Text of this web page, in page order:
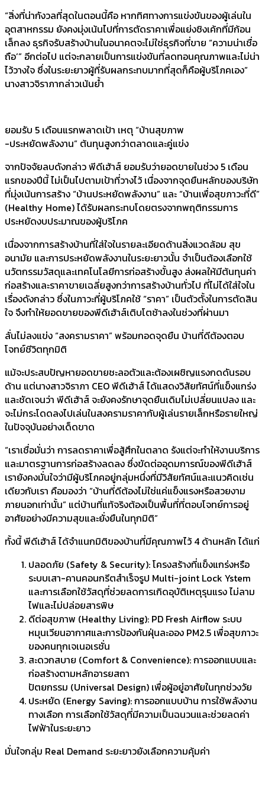
“สิ่งที่น่ากังวลที่สุดในตอนนี้คือ หากทิศทางการแข่งขันของผู้เล่นใน
อุตสาหกรรม ยังคงมุ่งเน้นไปที่การตัดราคาเพื่อแย่งชิงเค้กที่มีก้อน
เล็กลง ธุรกิจรับสร้างบ้านในอนาคตจะไม่ใช่ธุรกิจที่ขาย “ความน่าเชื่อ
ถือ’” อีกต่อไป แต่จะกลายเป็นการแข่งขันที่ลดทอนคุณภาพและไม่น่า
ไว้วางใจ ซึ่งในระยะยาวผู้ที่รับผลกระทบมากที่สุดก็คือผู้บริโภคเอง”
นางสาวจิราภากล่าวเน้นย้ำ
ยอมรับ 5 เดือนแรกพลาดเป้า เหตุ “บ้านสุขภาพ
-ประหยัดพลังงาน” ต้นทุนสูงกว่าตลาดและคู่แข่ง
จากปัจจัยลบดังกล่าว พีดีเฮ้าส์ ยอมรับว่ายอดขายในช่วง 5 เดือน
แรกของปีนี้ ไม่เป็นไปตามเป้าที่วางไว้ เนื่องจากจุดยืนหลักของบริษัท
ที่มุ่งเน้นการสร้าง “บ้านประหยัดพลังงาน” และ “บ้านเพื่อสุขภาวะที่ดี”
(Healthy Home) ได้รับผลกระทบโดยตรงจากพฤติกรรมการ
ประหยัดงบประมาณของผู้บริโภค
เนื่องจากการสร้างบ้านที่ใส่ใจในรายละเอียดด้านสิ่งแวดล้อม สุข
อนามัย และการประหยัดพลังงานในระยะยาวนั้น จำเป็นต้องเลือกใช้
นวัตกรรมวัสดุและเทคโนโลยีการก่อสร้างขั้นสูง ส่งผลให้มีต้นทุนค่า
ก่อสร้างและราคาขายเฉลี่ยสูงกว่าการสร้างบ้านทั่วไป ที่ไม่ได้ใส่ใจใน
เรื่องดังกล่าว ซึ่งในภาวะที่ผู้บริโภคใช้ “ราคา” เป็นตัวตั้งในการตัดสิน
ใจ จึงทำให้ยอดขายของพีดีเฮ้าส์เติบโตช้าลงในช่วงที่ผ่านมา
ลั่นไม่ลงแข่ง “สงครามราคา” พร้อมกอดจุดยืน บ้านที่ดีต้องตอบ
โจทย์ชีวิตทุกมิติ
แม้จะประสบปัญหายอดขายชะลอตัวและต้องเผชิญแรงกดดันรอบ
ด้าน แต่นางสาวจิราภา CEO พีดีเฮ้าส์ ได้แสดงวิสัยทัศน์ที่แข็งแกร่ง
และชัดเจนว่า พีดีเฮ้าส์ จะยังคงรักษาจุดยืนเดิมไม่เปลี่ยนแปลง และ
จะไม่กระโดดลงไปเล่นในสงครามราคากับผู้เล่นรายเล็กหรือรายใหญ่
ในปัจจุบันอย่างเด็ดขาด
“เราเชื่อมั่นว่า การลดราคาเพื่อสู้ศึกในตลาด รังแต่จะทำให้งานบริการ
และมาตรฐานการก่อสร้างลดลง ซึ่งขัดต่ออุดมการณ์ของพีดีเฮ้าส์
เรายังคงมั่นใจว่ามีผู้บริโภคอยู่กลุ่มหนึ่งที่มีวิสัยทัศน์และแนวคิดเช่น
เดียวกับเรา คือมองว่า “บ้านที่ดีต้องไม่ใช่แค่แข็งแรงหรือสวยงาม
ภายนอกเท่านั้น” แต่บ้านที่แท้จริงต้องเป็นพื้นที่ที่ตอบโจทย์การอยู่
อาศัยอย่างมีความสุขและยั่งยืนในทุกมิติ”
ทั้งนี้ พีดีเฮ้าส์ ได้จำแนกมิติของบ้านที่มีคุณภาพไว้ 4 ด้านหลัก ได้แก่
ปลอดภัย (Safety & Security): โครงสร้างที่แข็งแกร่งหรือ
ระบบเสา-คานคอนกรีตสำเร็จรูป Multi-joint Lock Ystem
และการเลือกใช้วัสดุที่ช่วยลดการเกิดอุบัติเหตุรุนแรง ไม่ลาม
ไฟและไม่ปล่อยสารพิษ
ดีต่อสุขภาพ (Healthy Living): PD Fresh Airflow ระบบ
หมุนเวียนอากาศและการป้องกันฝุ่นละออง PM2.5 เพื่อสุขภาวะ
ของคนทุกเจเนอเรชั่น
สะดวกสบาย (Comfort & Convenience): การออกแบบและ
ก่อสร้างตามหลักอารยสถา
ปัตยกรรม (Universal Design) เพื่อผู้อยู่อาศัยในทุกช่วงวัย
ประหยัด (Energy Saving): การออกแบบบ้าน การใช้พลังงาน
ทางเลือก การเลือกใช้วัสดุที่มีความเป็นฉนวนและช่วยลดค่า
ไฟฟ้าในระยะยาว
มั่นใจกลุ่ม Real Demand ระยะยาวยังเลือกความคุ้มค่า